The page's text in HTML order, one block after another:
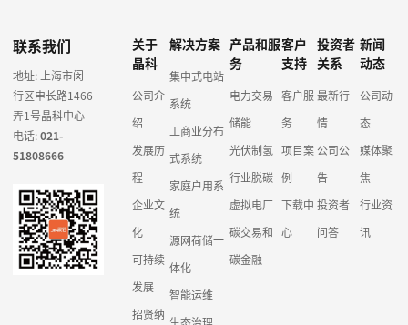
联系我们
地址: 上海市闵
行区申长路1466
弄1号晶科中心
电话:021-
51808666
关于
晶科
公司介
绍
发展历
程
企业文
化
可持续
发展
招贤纳
解决方案
集中式电站
系统
工商业分布
式系统
家庭户用系
统
源网荷储一
体化
智能运维
生态治理
产品和服
务
电力交易
储能
光伏制氢
行业脱碳
虚拟电厂
碳交易和
碳金融
客户
支持
客户服
务
项目案
例
下载中
心
投资者
关系
最新行
情
公司公
告
投资者
问答
新闻
动态
公司动
态
媒体聚
焦
行业资
讯